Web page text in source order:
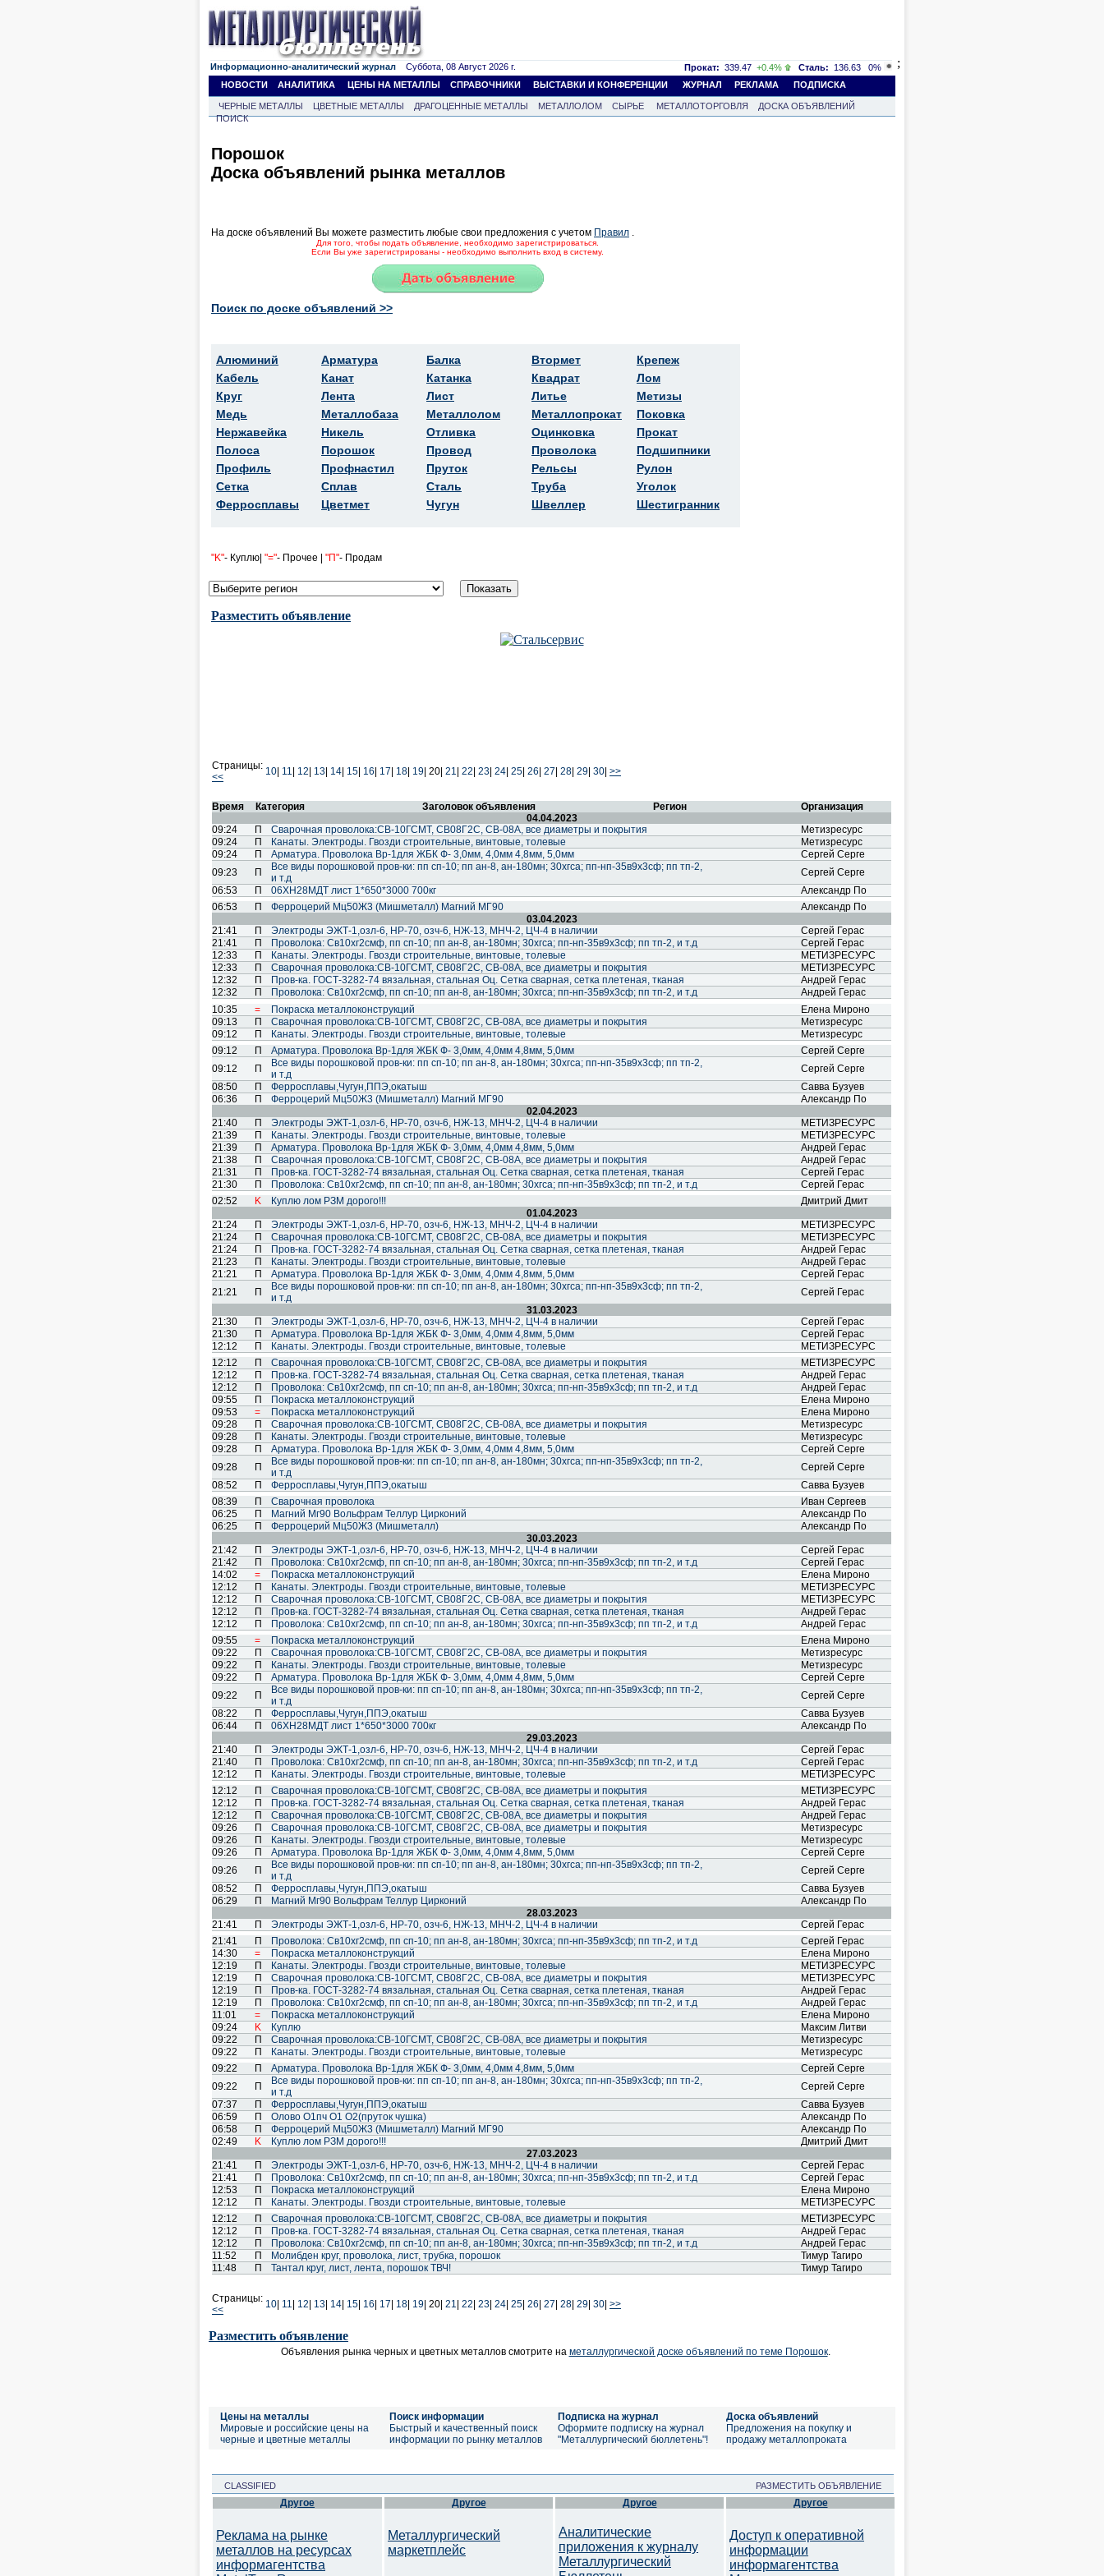
Информационно-аналитический журнал Суббота, 08 Август 2026 г. Прокат: 339.47 +0.4% Сталь: 136.63
0%
НОВОСТИ
АНАЛИТИКА ЦЕНЫ НА МЕТАЛЛЫ СПРАВОЧНИКИ ВЫСТАВКИ И КОНФЕРЕНЦИИ ЖУРНАЛ РЕКЛАМА ПОДПИСКА
ЧЕРНЫЕ МЕТАЛЛЫ ЦВЕТНЫЕ МЕТАЛЛЫ ДРАГОЦЕННЫЕ МЕТАЛЛЫ МЕТАЛЛОЛОМ СЫРЬЕ МЕТАЛЛОТОРГОВЛЯ
ДОСКА ОБЪЯВЛЕНИЙ
ПОИСК
;
Порошок
Доска объявлений рынка металлов
На доске объявлений Вы можете разместить любые свои предложения с учетом Правил
Для того, чтобы подать объявление, необходимо зарегистрироваться.
Если Вы уже зарегистрированы - необходимо выполнить вход в систему.
Поиск по доске объявлений >>
Алюминий
Кабель
Круг
Медь
Нержавейка
Полоса
Профиль
Сетка
Ферросплавы
Арматура
Канат
Лента
Металлобаза
Никель
Порошок
Профнастил
Сплав
Цветмет
Балка
Катанка
Лист
Металлолом
Отливка
Провод
Пруток
Сталь
Чугун
Втормет
Квадрат
Литье
Металлопрокат
Оцинковка
Проволока
Рельсы
Труба
Швеллер
Крепеж
Лом
Метизы
Поковка
Прокат
Подшипники
Рулон
Уголок
Шестигранник
"K"- Куплю| "="- Прочее | "П"- Продам
Разместить объявление
Страницы:
<<
10 11 12 13 14 15 16 17 18 19 20| 21 22 23 24 25 26 27 28 29 30 >>
Время Категория Заголовок объявления Регион
Организация
04.04.2023
09:24
П Cварочная проволока:СВ-10ГСМТ, СВ08Г2С, СВ-08А, все диаметры и покрытия
Метизресурс
09:24
П Канаты. Электроды. Гвозди строительные, винтовые, толевые
Метизресурс
09:24
П Арматура. Проволока Вр-1для ЖБК Ф- 3,0мм, 4,0мм 4,8мм, 5,0мм
Сергей Серге
09:23
П
Все виды порошковой пров-ки: пп сп-10; пп ан-8, ан-180мн; 30хгса; пп-нп-35в9х3сф; пп тп-2,
и т.д
Сергей Серге
06:53
П 06ХН28МДТ лист 1*650*3000 700кг
Александр По
06:53
П Ферроцерий Мц50Ж3 (Мишметалл) Магний МГ90
Александр По
03.04.2023
21:41
П Электроды ЭЖТ-1,озл-6, НР-70, озч-6, НЖ-13, МНЧ-2, ЦЧ-4 в наличии
Сергей Герас
21:41
П Проволока: Св10хг2смф, пп сп-10; пп ан-8, ан-180мн; 30хгса; пп-нп-35в9х3сф; пп тп-2, и т.д
Сергей Герас
12:33
П Канаты. Электроды. Гвозди строительные, винтовые, толевые
МЕТИЗРЕСУРС
12:33
П Cварочная проволока:СВ-10ГСМТ, СВ08Г2С, СВ-08А, все диаметры и покрытия
МЕТИЗРЕСУРС
12:32
П Пров-ка. ГОСТ-3282-74 вязальная, стальная Оц. Сетка сварная, сетка плетеная, тканая
Андрей Герас
12:32
П Проволока: Св10хг2смф, пп сп-10; пп ан-8, ан-180мн; 30хгса; пп-нп-35в9х3сф; пп тп-2, и т.д
Андрей Герас
10:35
= Покраска металлоконструкций
Елена Мироно
09:13
П Cварочная проволока:СВ-10ГСМТ, СВ08Г2С, СВ-08А, все диаметры и покрытия
Метизресурс
09:12
П Канаты. Электроды. Гвозди строительные, винтовые, толевые
Метизресурс
09:12
П Арматура. Проволока Вр-1для ЖБК Ф- 3,0мм, 4,0мм 4,8мм, 5,0мм
Сергей Серге
09:12
П
Все виды порошковой пров-ки: пп сп-10; пп ан-8, ан-180мн; 30хгса; пп-нп-35в9х3сф; пп тп-2,
и т.д
Сергей Серге
08:50
П Ферросплавы,Чугун,ППЭ,окатыш
Савва Бузуев
06:36
П Ферроцерий Мц50Ж3 (Мишметалл) Магний МГ90
Александр По
02.04.2023
21:40
П Электроды ЭЖТ-1,озл-6, НР-70, озч-6, НЖ-13, МНЧ-2, ЦЧ-4 в наличии
МЕТИЗРЕСУРС
21:39
П Канаты. Электроды. Гвозди строительные, винтовые, толевые
МЕТИЗРЕСУРС
21:39
П Арматура. Проволока Вр-1для ЖБК Ф- 3,0мм, 4,0мм 4,8мм, 5,0мм
Андрей Герас
21:38
П Cварочная проволока:СВ-10ГСМТ, СВ08Г2С, СВ-08А, все диаметры и покрытия
Андрей Герас
21:31
П Пров-ка. ГОСТ-3282-74 вязальная, стальная Оц. Сетка сварная, сетка плетеная, тканая
Сергей Герас
21:30
П Проволока: Св10хг2смф, пп сп-10; пп ан-8, ан-180мн; 30хгса; пп-нп-35в9х3сф; пп тп-2, и т.д
Сергей Герас
02:52
K Куплю лом РЗМ дорого!!!
Дмитрий Дмит
01.04.2023
21:24
П Электроды ЭЖТ-1,озл-6, НР-70, озч-6, НЖ-13, МНЧ-2, ЦЧ-4 в наличии
МЕТИЗРЕСУРС
21:24
П Cварочная проволока:СВ-10ГСМТ, СВ08Г2С, СВ-08А, все диаметры и покрытия
МЕТИЗРЕСУРС
21:24
П Пров-ка. ГОСТ-3282-74 вязальная, стальная Оц. Сетка сварная, сетка плетеная, тканая
Андрей Герас
21:23
П Канаты. Электроды. Гвозди строительные, винтовые, толевые
Андрей Герас
21:21
П Арматура. Проволока Вр-1для ЖБК Ф- 3,0мм, 4,0мм 4,8мм, 5,0мм
Сергей Герас
21:21
П
Все виды порошковой пров-ки: пп сп-10; пп ан-8, ан-180мн; 30хгса; пп-нп-35в9х3сф; пп тп-2,
и т.д
Сергей Герас
31.03.2023
21:30
П Электроды ЭЖТ-1,озл-6, НР-70, озч-6, НЖ-13, МНЧ-2, ЦЧ-4 в наличии
Сергей Герас
21:30
П Арматура. Проволока Вр-1для ЖБК Ф- 3,0мм, 4,0мм 4,8мм, 5,0мм
Сергей Герас
12:12
П Канаты. Электроды. Гвозди строительные, винтовые, толевые
МЕТИЗРЕСУРС
12:12
П Cварочная проволока:СВ-10ГСМТ, СВ08Г2С, СВ-08А, все диаметры и покрытия
МЕТИЗРЕСУРС
12:12
П Пров-ка. ГОСТ-3282-74 вязальная, стальная Оц. Сетка сварная, сетка плетеная, тканая
Андрей Герас
12:12
П Проволока: Св10хг2смф, пп сп-10; пп ан-8, ан-180мн; 30хгса; пп-нп-35в9х3сф; пп тп-2, и т.д
Андрей Герас
09:55
П Покраска металлоконструкций
Елена Мироно
09:53
= Покраска металлоконструкций
Елена Мироно
09:28
П Cварочная проволока:СВ-10ГСМТ, СВ08Г2С, СВ-08А, все диаметры и покрытия
Метизресурс
09:28
П Канаты. Электроды. Гвозди строительные, винтовые, толевые
Метизресурс
09:28
П Арматура. Проволока Вр-1для ЖБК Ф- 3,0мм, 4,0мм 4,8мм, 5,0мм
Сергей Серге
09:28
П
Все виды порошковой пров-ки: пп сп-10; пп ан-8, ан-180мн; 30хгса; пп-нп-35в9х3сф; пп тп-2,
и т.д
Сергей Серге
08:52
П Ферросплавы,Чугун,ППЭ,окатыш
Савва Бузуев
08:39
П Сварочная проволока
Иван Сергеев
06:25
П Магний Мг90 Вольфрам Теллур Цирконий
Александр По
06:25
П Ферроцерий Мц50Ж3 (Мишметалл)
Александр По
30.03.2023
21:42
П Электроды ЭЖТ-1,озл-6, НР-70, озч-6, НЖ-13, МНЧ-2, ЦЧ-4 в наличии
Сергей Герас
21:42
П Проволока: Св10хг2смф, пп сп-10; пп ан-8, ан-180мн; 30хгса; пп-нп-35в9х3сф; пп тп-2, и т.д
Сергей Герас
14:02
= Покраска металлоконструкций
Елена Мироно
12:12
П Канаты. Электроды. Гвозди строительные, винтовые, толевые
МЕТИЗРЕСУРС
12:12
П Cварочная проволока:СВ-10ГСМТ, СВ08Г2С, СВ-08А, все диаметры и покрытия
МЕТИЗРЕСУРС
12:12
П Пров-ка. ГОСТ-3282-74 вязальная, стальная Оц. Сетка сварная, сетка плетеная, тканая
Андрей Герас
12:12
П Проволока: Св10хг2смф, пп сп-10; пп ан-8, ан-180мн; 30хгса; пп-нп-35в9х3сф; пп тп-2, и т.д
Андрей Герас
09:55
= Покраска металлоконструкций
Елена Мироно
09:22
П Cварочная проволока:СВ-10ГСМТ, СВ08Г2С, СВ-08А, все диаметры и покрытия
Метизресурс
09:22
П Канаты. Электроды. Гвозди строительные, винтовые, толевые
Метизресурс
09:22
П Арматура. Проволока Вр-1для ЖБК Ф- 3,0мм, 4,0мм 4,8мм, 5,0мм
Сергей Серге
09:22
П
Все виды порошковой пров-ки: пп сп-10; пп ан-8, ан-180мн; 30хгса; пп-нп-35в9х3сф; пп тп-2,
и т.д
Сергей Серге
08:22
П Ферросплавы,Чугун,ППЭ,окатыш
Савва Бузуев
06:44
П 06ХН28МДТ лист 1*650*3000 700кг
Александр По
29.03.2023
21:40
П Электроды ЭЖТ-1,озл-6, НР-70, озч-6, НЖ-13, МНЧ-2, ЦЧ-4 в наличии
Сергей Герас
21:40
П Проволока: Св10хг2смф, пп сп-10; пп ан-8, ан-180мн; 30хгса; пп-нп-35в9х3сф; пп тп-2, и т.д
Сергей Герас
12:12
П Канаты. Электроды. Гвозди строительные, винтовые, толевые
МЕТИЗРЕСУРС
12:12
П Cварочная проволока:СВ-10ГСМТ, СВ08Г2С, СВ-08А, все диаметры и покрытия
МЕТИЗРЕСУРС
12:12
П Пров-ка. ГОСТ-3282-74 вязальная, стальная Оц. Сетка сварная, сетка плетеная, тканая
Андрей Герас
12:12
П Cварочная проволока:СВ-10ГСМТ, СВ08Г2С, СВ-08А, все диаметры и покрытия
Андрей Герас
09:26
П Cварочная проволока:СВ-10ГСМТ, СВ08Г2С, СВ-08А, все диаметры и покрытия
Метизресурс
09:26
П Канаты. Электроды. Гвозди строительные, винтовые, толевые
Метизресурс
09:26
П Арматура. Проволока Вр-1для ЖБК Ф- 3,0мм, 4,0мм 4,8мм, 5,0мм
Сергей Серге
09:26
П
Все виды порошковой пров-ки: пп сп-10; пп ан-8, ан-180мн; 30хгса; пп-нп-35в9х3сф; пп тп-2,
и т.д
Сергей Серге
08:52
П Ферросплавы,Чугун,ППЭ,окатыш
Савва Бузуев
06:29
П Магний Мг90 Вольфрам Теллур Цирконий
Александр По
28.03.2023
21:41
П Электроды ЭЖТ-1,озл-6, НР-70, озч-6, НЖ-13, МНЧ-2, ЦЧ-4 в наличии
Сергей Герас
21:41
П Проволока: Св10хг2смф, пп сп-10; пп ан-8, ан-180мн; 30хгса; пп-нп-35в9х3сф; пп тп-2, и т.д
Сергей Герас
14:30
= Покраска металлоконструкций
Елена Мироно
12:19
П Канаты. Электроды. Гвозди строительные, винтовые, толевые
МЕТИЗРЕСУРС
12:19
П Cварочная проволока:СВ-10ГСМТ, СВ08Г2С, СВ-08А, все диаметры и покрытия
МЕТИЗРЕСУРС
12:19
П Пров-ка. ГОСТ-3282-74 вязальная, стальная Оц. Сетка сварная, сетка плетеная, тканая
Андрей Герас
12:19
П Проволока: Св10хг2смф, пп сп-10; пп ан-8, ан-180мн; 30хгса; пп-нп-35в9х3сф; пп тп-2, и т.д
Андрей Герас
11:01
= Покраска металлоконструкций
Елена Мироно
09:24
K Куплю
Максим Литви
09:22
П Cварочная проволока:СВ-10ГСМТ, СВ08Г2С, СВ-08А, все диаметры и покрытия
Метизресурс
09:22
П Канаты. Электроды. Гвозди строительные, винтовые, толевые
Метизресурс
09:22
П Арматура. Проволока Вр-1для ЖБК Ф- 3,0мм, 4,0мм 4,8мм, 5,0мм
Сергей Серге
09:22
П
Все виды порошковой пров-ки: пп сп-10; пп ан-8, ан-180мн; 30хгса; пп-нп-35в9х3сф; пп тп-2,
и т.д
Сергей Серге
07:37
П Ферросплавы,Чугун,ППЭ,окатыш
Савва Бузуев
06:59
П Олово О1пч О1 О2(пруток чушка)
Александр По
06:58
П Ферроцерий Мц50Ж3 (Мишметалл) Магний МГ90
Александр По
02:49
K Куплю лом РЗМ дорого!!!
Дмитрий Дмит
27.03.2023
21:41
П Электроды ЭЖТ-1,озл-6, НР-70, озч-6, НЖ-13, МНЧ-2, ЦЧ-4 в наличии
Сергей Герас
21:41
П Проволока: Св10хг2смф, пп сп-10; пп ан-8, ан-180мн; 30хгса; пп-нп-35в9х3сф; пп тп-2, и т.д
Сергей Герас
12:53
П Покраска металлоконструкций
Елена Мироно
12:12
П Канаты. Электроды. Гвозди строительные, винтовые, толевые
МЕТИЗРЕСУРС
12:12
П Cварочная проволока:СВ-10ГСМТ, СВ08Г2С, СВ-08А, все диаметры и покрытия
МЕТИЗРЕСУРС
12:12
П Пров-ка. ГОСТ-3282-74 вязальная, стальная Оц. Сетка сварная, сетка плетеная, тканая
Андрей Герас
12:12
П Проволока: Св10хг2смф, пп сп-10; пп ан-8, ан-180мн; 30хгса; пп-нп-35в9х3сф; пп тп-2, и т.д
Андрей Герас
11:52
П Молибден круг, проволока, лист, трубка, порошок
Тимур Тагиро
11:48
П Тантал круг, лист, лента, порошок ТВЧ! Тимур Тагиро
Страницы:
<<
10 11 12 13 14 15 16 17 18 19 20| 21 22 23 24 25 26 27 28 29 30 >>
Разместить объявление
Объявления рынка черных и цветных металлов смотрите на металлургической доске объявлений по теме Порошок.
Цены на металлы
Мировые и российские цены на
черные и цветные металлы
Поиск информации
Быстрый и качественный поиск
информации по рынку металлов
Подписка на журнал
Оформите подписку на журнал
"Металлургический бюллетень"!
Доска объявлений
Предложения на покупку и
продажу металлопроката
CLASSIFIED РАЗМЕСТИТЬ ОБЪЯВЛЕНИЕ
Другое
Реклама на рынке
металлов на ресурсах
информагентства
Другое
Металлургический
маркетплейс
Другое
Аналитические
приложения к журналу
Металлургический
Другое
Доступ к оперативной
информации
информагентства